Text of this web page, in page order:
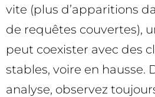
vite (plus d’apparitions
de requêtes couvertes),
peut coexister avec des
stables, voire en hausse.
analyse, observez